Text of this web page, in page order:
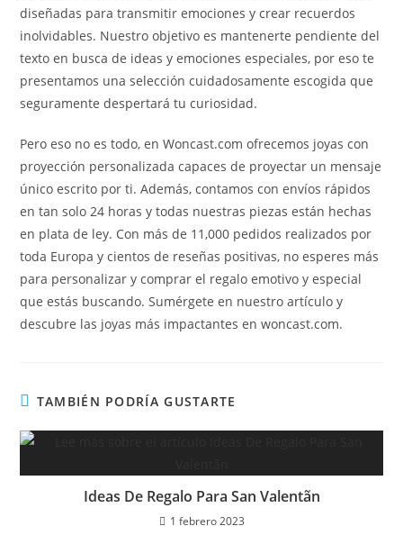
diseñadas para transmitir emociones y crear recuerdos
inolvidables. Nuestro objetivo es mantenerte pendiente del
texto en busca de ideas y emociones especiales, por eso te
presentamos una selección cuidadosamente escogida que
seguramente despertará tu curiosidad.
Pero eso no es todo, en Woncast.com ofrecemos joyas con
proyección personalizada capaces de proyectar un mensaje
único escrito por ti. Además, contamos con envíos rápidos
en tan solo 24 horas y todas nuestras piezas están hechas
en plata de ley. Con más de 11,000 pedidos realizados por
toda Europa y cientos de reseñas positivas, no esperes más
para personalizar y comprar el regalo emotivo y especial
que estás buscando. Sumérgete en nuestro artículo y
descubre las joyas más impactantes en woncast.com.
TAMBIÉN PODRÍA GUSTARTE
Ideas De Regalo Para San Valentã­n
1 febrero 2023